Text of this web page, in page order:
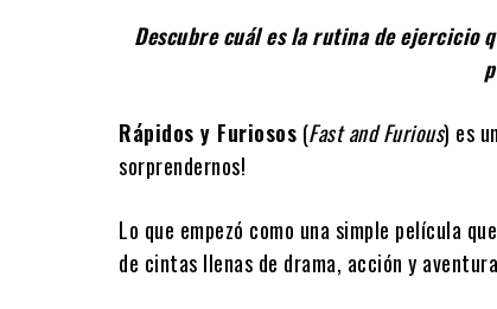
Descubre cuál es la rutina de ejercicio
Rápidos y Furiosos (Fast and Furious) es
sorprendernos!
Lo que empezó como una simple película
de cintas llenas de drama, acción y